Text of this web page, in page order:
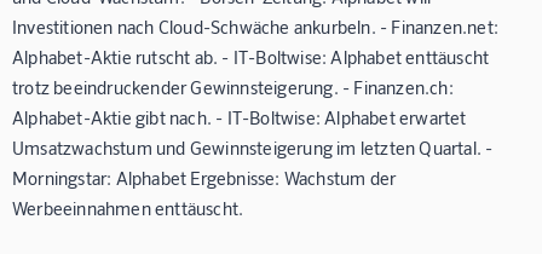
Investitionen nach Cloud-Schwäche ankurbeln. - Finanzen.net:
Alphabet-Aktie rutscht ab. - IT-Boltwise: Alphabet enttäuscht
trotz beeindruckender Gewinnsteigerung. - Finanzen.ch:
Alphabet-Aktie gibt nach. - IT-Boltwise: Alphabet erwartet
Umsatzwachstum und Gewinnsteigerung im letzten Quartal. -
Morningstar: Alphabet Ergebnisse: Wachstum der
Werbeeinnahmen enttäuscht.